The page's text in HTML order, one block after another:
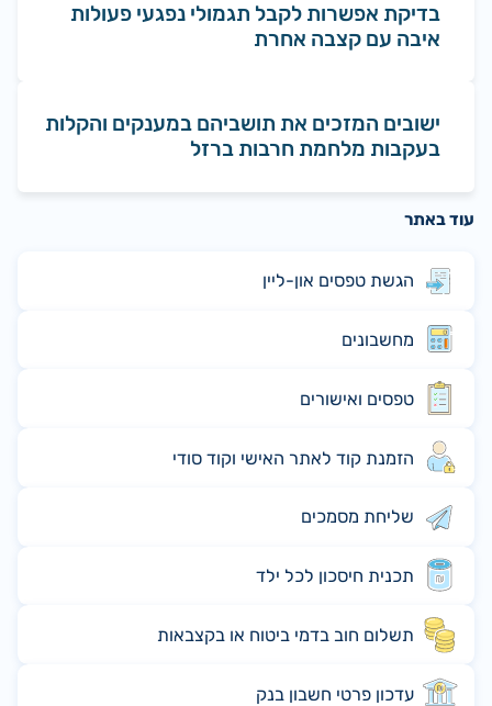
בדיקת אפשרות לקבל תגמולי נפגעי פעולות
איבה עם קצבה אחרת
ישובים המזכים את תושביהם במענקים והקלות
בעקבות מלחמת חרבות ברזל
עוד באתר
הגשת טפסים און-ליין
מחשבונים
טפסים ואישורים
הזמנת קוד לאתר האישי וקוד סודי
שליחת מסמכים
תכנית חיסכון לכל ילד
תשלום חוב בדמי ביטוח או בקצבאות
עדכון פרטי חשבון בנק